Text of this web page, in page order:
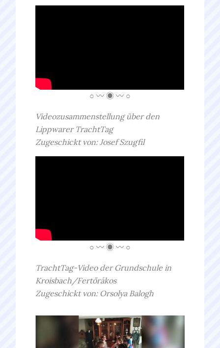
○ 〰 ◉ 〰 ○
Videozusammenstellung über den
Lippwarer TrachtTag
Zugeschickt von: Josef Szugfil
○ 〰 ◉ 〰 ○
TrachtTag-Video der Grundschule in
Kroisbach/Fertőrákos
Zugeschickt von: Orsolya Balogh